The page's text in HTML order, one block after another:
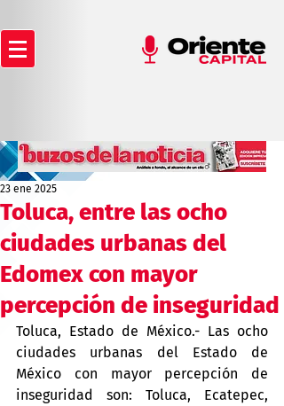
Toluca, entre las ocho
ciudades urbanas del
Edomex con mayor
percepción de inseguridad
23 ene 2025
Toluca, Estado de México.- Las ocho
ciudades urbanas del Estado de
México con mayor percepción de
inseguridad son: Toluca, Ecatepec,